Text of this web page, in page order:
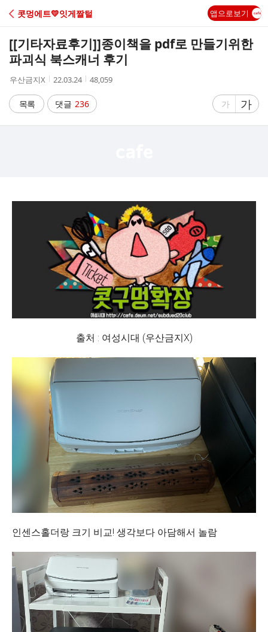
C
A
콧멍에트💛잇게짤털 앱으로보기
[[기타자료후기]]종이책을 pdf로 만들기위한
파괴식 북스캐너 후기
작
자
우산금지X
작
시
간
22.03.24
조
수
48,059
목록 댓글 236
글
가
글
자
가
출처 : 여성시대 (우산금지X)
인센스홀더랑 크기 비교! 생각보다 아담해서 놀람